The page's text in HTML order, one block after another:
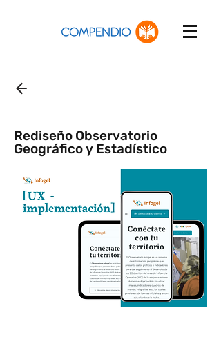
Rediseño Observatorio
Geográfico y Estadístico